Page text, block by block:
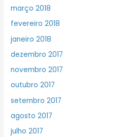
março 2018
fevereiro 2018
janeiro 2018
dezembro 2017
novembro 2017
outubro 2017
setembro 2017
agosto 2017
julho 2017